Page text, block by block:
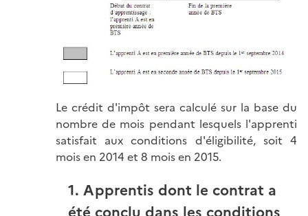
Le crédit d'impôt sera calculé sur la base du
nombre de mois pendant lesquels l'apprenti
satisfait aux conditions d'éligibilité, soit 4
mois en 2014 et 8 mois en 2015.
1. Apprentis dont le contrat a